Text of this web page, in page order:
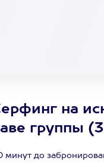
на
группы
минут до